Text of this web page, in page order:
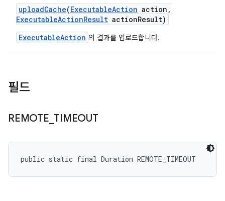
uploadCache(ExecutableAction action ,
ExecutableActionResult actionResult)
ExecutableAction 의 결과를 업로드합니다.
필드
REMOTE TIMEOUT
public static final Duration REMOTE_TIMEOUT